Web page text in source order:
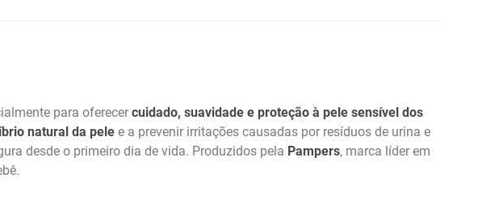
para oferecer cuidado, suavidade e proteção à pele sensível dos
natural da pele e a prevenir irritações causadas por resíduos de urina e
desde o primeiro dia de vida. Produzidos pela Pampers, marca líder em